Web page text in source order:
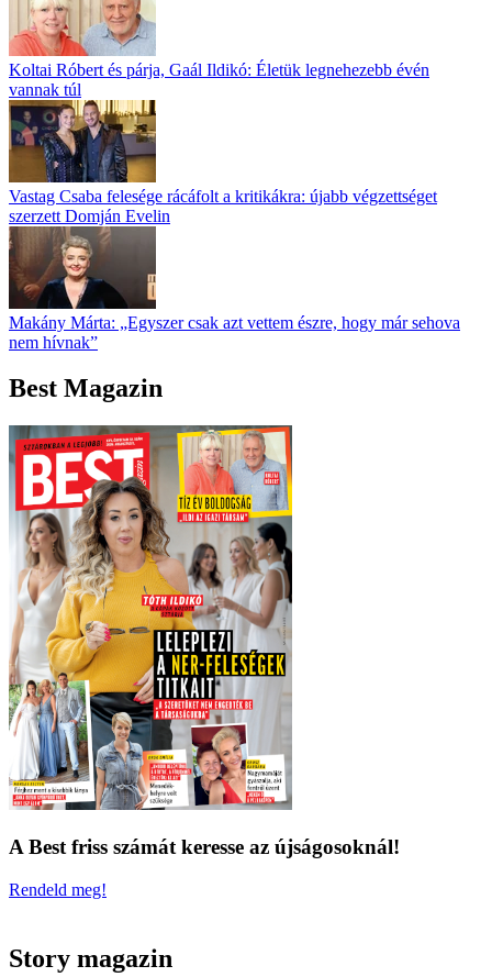
Koltai Róbert és párja, Gaál Ildikó: Életük legnehezebb évén
vannak túl
Vastag Csaba felesége rácáfolt a kritikákra: újabb végzettséget
szerzett Domján Evelin
Makány Márta: „Egyszer csak azt vettem észre, hogy már sehova
nem hívnak”
Best Magazin
A Best friss számát keresse az újságosoknál!
Rendeld meg!
Story magazin